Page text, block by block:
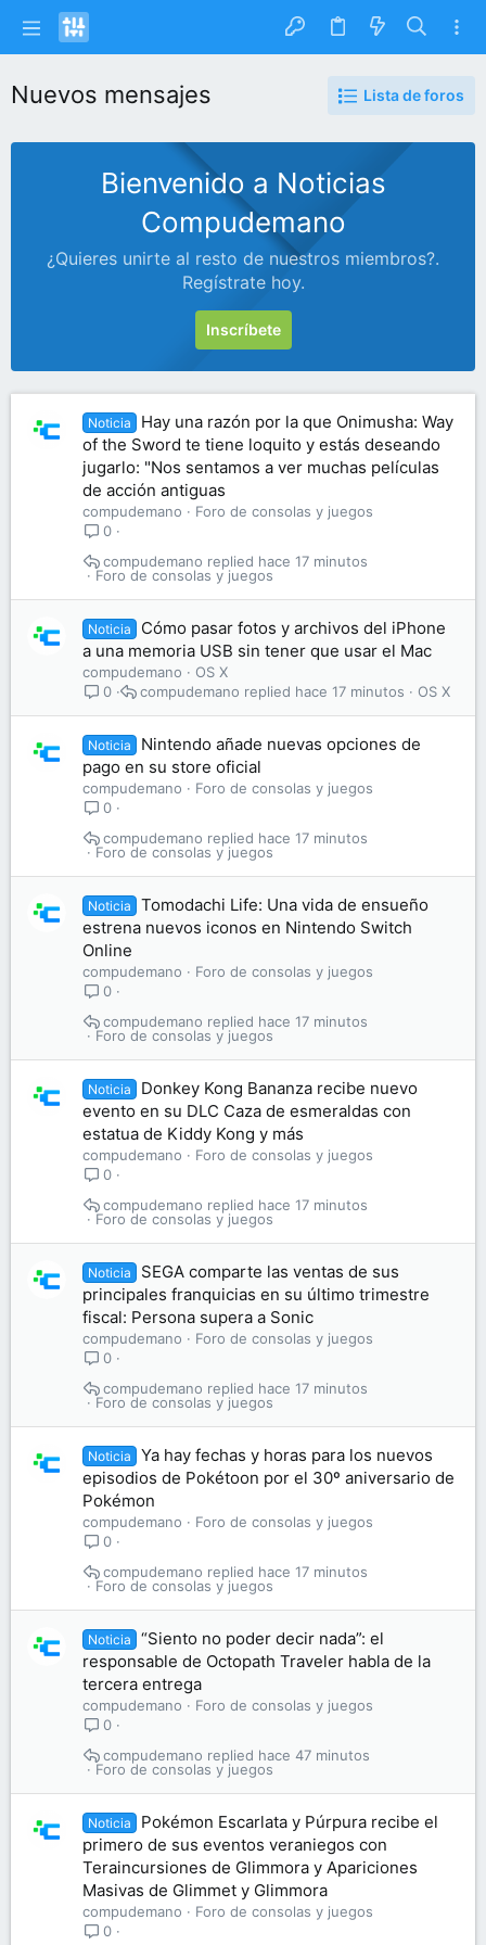
Nuevos mensajes Lista de foros
Bienvenido a Noticias
Compudemano
¿Quieres unirte al resto de nuestros miembros?.
Regístrate hoy.
Inscríbete
Noticia
Hay una razón por la que Onimusha: Way
of the Sword te tiene loquito y estás deseando
jugarlo: "Nos sentamos a ver muchas películas
de acción antiguas
compudemano
Foro de consolas y juegos
0
Foro de consolas y juegos
hace 17 minutos
compudemano
Noticia
Cómo pasar fotos y archivos del iPhone
a una memoria USB sin tener que usar el Mac
compudemano
OS X
0
OS X
hace 17 minutos
compudemano
Noticia
Nintendo añade nuevas opciones de
pago en su store oficial
compudemano
Foro de consolas y juegos
0
Foro de consolas y juegos
hace 17 minutos
compudemano
Noticia
Tomodachi Life: Una vida de ensueño
estrena nuevos iconos en Nintendo Switch
Online
compudemano
Foro de consolas y juegos
0
Foro de consolas y juegos
hace 17 minutos
compudemano
Noticia
Donkey Kong Bananza recibe nuevo
evento en su DLC Caza de esmeraldas con
estatua de Kiddy Kong y más
compudemano
Foro de consolas y juegos
0
Foro de consolas y juegos
hace 17 minutos
compudemano
Noticia
SEGA comparte las ventas de sus
principales franquicias en su último trimestre
fiscal: Persona supera a Sonic
compudemano
Foro de consolas y juegos
0
Foro de consolas y juegos
hace 17 minutos
compudemano
Noticia
Ya hay fechas y horas para los nuevos
episodios de Pokétoon por el 30º aniversario de
Pokémon
compudemano
Foro de consolas y juegos
0
Foro de consolas y juegos
hace 17 minutos
compudemano
Noticia
“Siento no poder decir nada”: el
responsable de Octopath Traveler habla de la
tercera entrega
compudemano
Foro de consolas y juegos
0
Foro de consolas y juegos
hace 47 minutos
compudemano
Noticia
Pokémon Escarlata y Púrpura recibe el
primero de sus eventos veraniegos con
Teraincursiones de Glimmora y Apariciones
Masivas de Glimmet y Glimmora
compudemano
Foro de consolas y juegos
0